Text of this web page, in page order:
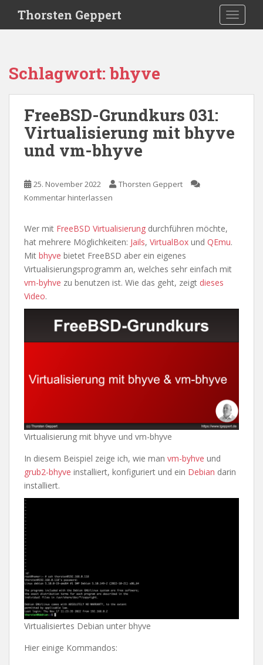
i
Thorsten Geppert
Schlagwort: bhyve
FreeBSD-Grundkurs 031:
Virtualisierung mit bhyve
und vm-bhyve
25. November 2022
Thorsten Geppert
Kommentar hinterlassen
Wer mit FreeBSD Virtualisierung durchführen möchte,
hat mehrere Möglichkeiten: Jails, VirtualBox und QEmu.
Mit bhyve bietet FreeBSD aber ein eigenes
Virtualisierungsprogramm an, welches sehr einfach mit
vm-byhve zu benutzen ist. Wie das geht, zeigt dieses
Video.
Virtualisierung mit bhyve und vm-bhyve
In diesem Beispiel zeige ich, wie man vm-byhve und
grub2-bhyve installiert, konfiguriert und ein Debian darin
installiert.
Virtualisiertes Debian unter bhyve
Hier einige Kommandos: